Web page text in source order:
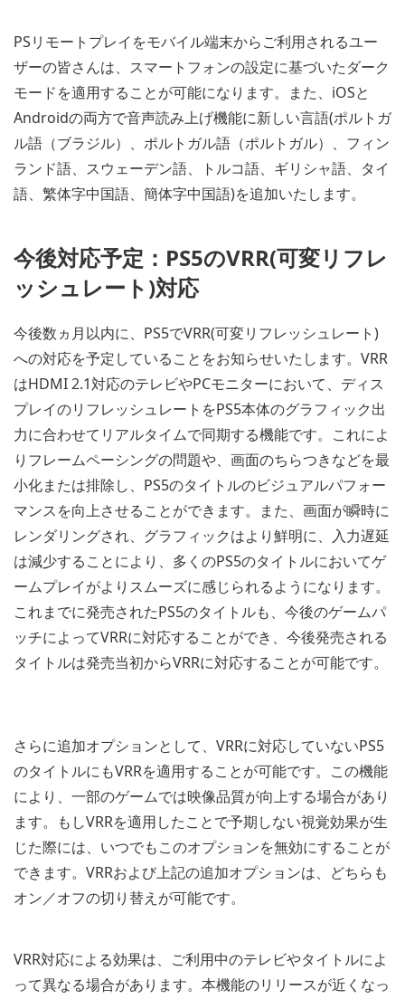
PSリモートプレイをモバイル端末からご利用されるユー
ザーの皆さんは、スマートフォンの設定に基づいたダーク
モードを適用することが可能になります。また、iOSと
Androidの両方で音声読み上げ機能に新しい言語(ポルトガ
ル語（ブラジル）、ポルトガル語（ポルトガル）、フィン
ランド語、スウェーデン語、トルコ語、ギリシャ語、タイ
語、繁体字中国語、簡体字中国語)を追加いたします。
今後対応予定：PS5のVRR(可変リフレ
ッシュレート)対応
今後数ヵ月以内に、PS5でVRR(可変リフレッシュレート)
への対応を予定していることをお知らせいたします。VRR
はHDMI 2.1対応のテレビやPCモニターにおいて、ディス
プレイのリフレッシュレートをPS5本体のグラフィック出
力に合わせてリアルタイムで同期する機能です。これによ
りフレームペーシングの問題や、画面のちらつきなどを最
小化または排除し、PS5のタイトルのビジュアルパフォー
マンスを向上させることができます。また、画面が瞬時に
レンダリングされ、グラフィックはより鮮明に、入力遅延
は減少することにより、多くのPS5のタイトルにおいてゲ
ームプレイがよりスムーズに感じられるようになります。
これまでに発売されたPS5のタイトルも、今後のゲームパ
ッチによってVRRに対応することができ、今後発売される
タイトルは発売当初からVRRに対応することが可能です。
さらに追加オプションとして、VRRに対応していないPS5
のタイトルにもVRRを適用することが可能です。この機能
により、一部のゲームでは映像品質が向上する場合があり
ます。もしVRRを適用したことで予期しない視覚効果が生
じた際には、いつでもこのオプションを無効にすることが
できます。VRRおよび上記の追加オプションは、どちらも
オン／オフの切り替えが可能です。
VRR対応による効果は、ご利用中のテレビやタイトルによ
って異なる場合があります。本機能のリリースが近くなっ